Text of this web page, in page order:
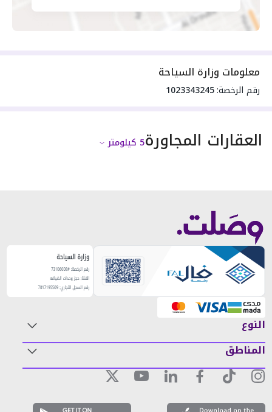
معلومات وزارة السياحة
رقم الرخصة:1023343245
العقارات المجاورة5 كيلومتر
النوع
المناطق